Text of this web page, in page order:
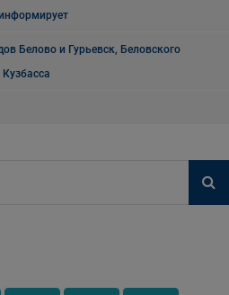
Белово и Гурьевск, Беловского